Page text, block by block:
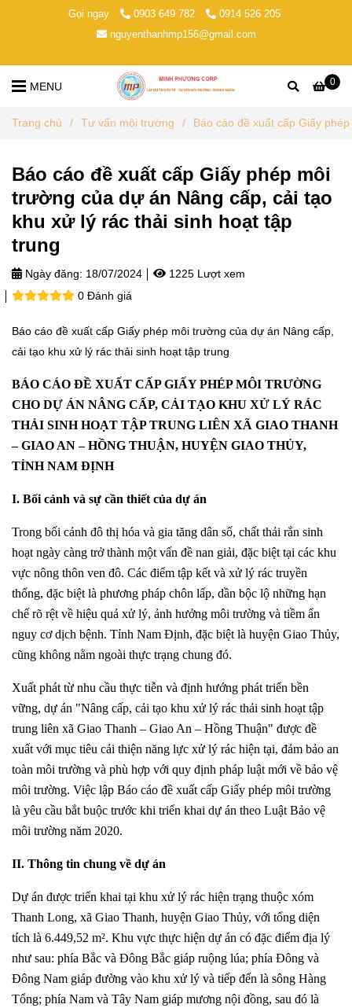
Gọi ngay 0903 649 782
0914 526 205
nguyenthanhmp156@gmail.com
0
MENU
Trang chủ / Tư vấn môi trường / Báo cáo đề xuất cấp Giấy
Báo cáo đề xuất cấp Giấy phép môi
trường của dự án Nâng cấp, cải tạo
khu xử lý rác thải sinh hoạt tập
trung
Ngày đăng: 18/07/2024
1225 Lượt xem
0 Đánh giá
Báo cáo đề xuất cấp Giấy phép môi trường của dự án Nâng cấp,
cải tạo khu xử lý rác thải sinh hoạt tập trung
BÁO CÁO ĐỀ XUẤT CẤP GIẤY PHÉP MÔI TRƯỜNG
CHO DỰ ÁN NÂNG CẤP, CẢI TẠO KHU XỬ LÝ RÁC
THẢI SINH HOẠT TẬP TRUNG LIÊN XÃ GIAO THANH
– GIAO AN – HỒNG THUẬN, HUYỆN GIAO THỦY,
TỈNH NAM ĐỊNH
I. Bối cảnh và sự cần thiết của dự án
Trong bối cảnh đô thị hóa và gia tăng dân số, chất thải rắn sinh
hoạt ngày càng trở thành một vấn đề nan giải, đặc biệt tại các khu
vực nông thôn ven đô. Các điểm tập kết và xử lý rác truyền
thống, đặc biệt là phương pháp chôn lấp, dần bộc lộ những hạn
chế rõ rệt về hiệu quả xử lý, ảnh hưởng môi trường và tiềm ẩn
nguy cơ dịch bệnh. Tỉnh Nam Định, đặc biệt là huyện Giao Thủy,
cũng không nằm ngoài thực trạng chung đó.
Xuất phát từ nhu cầu thực tiễn và định hướng phát triển bền
vững, dự án "Nâng cấp, cải tạo khu xử lý rác thải sinh hoạt tập
trung liên xã Giao Thanh – Giao An – Hồng Thuận" được đề
xuất với mục tiêu cải thiện năng lực xử lý rác hiện tại, đảm bảo an
toàn môi trường và phù hợp với quy định pháp luật mới về bảo vệ
môi trường. Việc lập Báo cáo đề xuất cấp Giấy phép môi trường
là yêu cầu bắt buộc trước khi triển khai dự án theo Luật Bảo vệ
môi trường năm 2020.
II. Thông tin chung về dự án
Dự án được triển khai tại khu xử lý rác hiện trạng thuộc xóm
Thanh Long, xã Giao Thanh, huyện Giao Thủy, với tổng diện
tích là 6.449,52 m². Khu vực thực hiện dự án có đặc điểm địa lý
như sau: phía Bắc và Đông Bắc giáp ruộng lúa; phía Đông và
Đông Nam giáp đường vào khu xử lý và tiếp đến là sông Hàng
Tổng; phía Nam và Tây Nam giáp mương nội đồng, sau đó là